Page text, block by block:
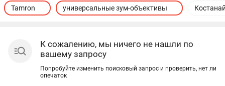
Tamron универсальные зум-объективы
К сожалению, мы ничего не нашли по
вашему запросу
Попробуйте изменить поисковый запрос и проверить, нет ли
опечаток